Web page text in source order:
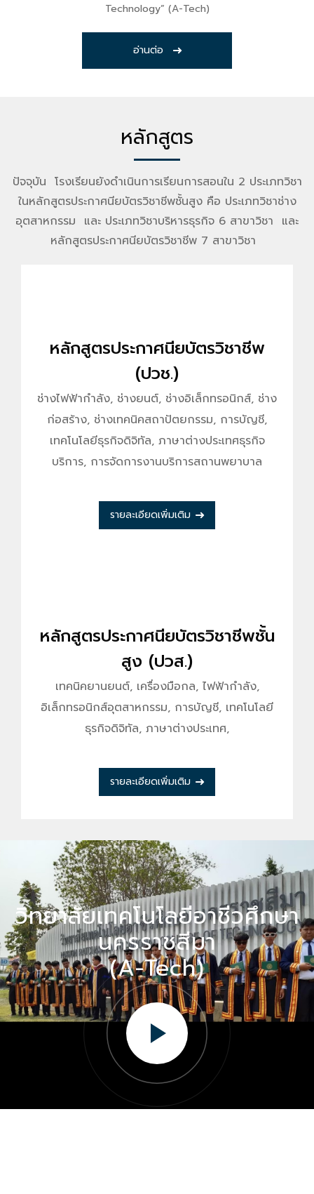
Technology” (A-Tech)
อ่านต่อ
หลักสูตร
ปัจจุบัน โรงเรียนยังดำเนินการเรียนการสอนใน 2 ประเภทวิชา
ในหลักสูตรประกาศนียบัตรวิชาชีพชั้นสูง คือ ประเภทวิชาช่าง
อุตสาหกรรม และ ประเภทวิชาบริหารธุรกิจ 6 สาขาวิชา และ
หลักสูตรประกาศนียบัตรวิชาชีพ 7 สาขาวิชา
หลักสูตรประกาศนียบัตรวิชาชีพ
(ปวช.)
ช่างไฟฟ้ากำลัง, ช่างยนต์, ช่างอิเล็กทรอนิกส์, ช่าง
ก่อสร้าง, ช่างเทคนิคสถาปัตยกรรม, การบัญชี,
เทคโนโลยีธุรกิจดิจิทัล, ภาษาต่างประเทศธุรกิจ
บริการ, การจัดการงานบริการสถานพยาบาล
รายละเอียดเพิ่มเติม
หลักสูตรประกาศนียบัตรวิชาชีพชั้น
สูง (ปวส.)
เทคนิคยานยนต์, เครื่องมือกล, ไฟฟ้ากำลัง,
อิเล็กทรอนิกส์อุตสาหกรรม, การบัญชี, เทคโนโลยี
ธุรกิจดิจิทัล, ภาษาต่างประเทศ,
รายละเอียดเพิ่มเติม
วิทยาลัยเทคโนโลยีอาชีวศึกษา
นครราชสีมา
(A-Tech)